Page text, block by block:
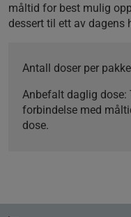
måltid for best mulig
dessert til ett av dagens
Antall doser per
Anbefalt daglig dose:
forbindelse med
dose.